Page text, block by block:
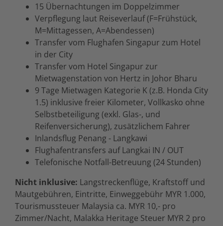
15 Übernachtungen im Doppelzimmer
Verpflegung laut Reiseverlauf (F=Frühstück,
M=Mittagessen, A=Abendessen)
Transfer vom Flughafen Singapur zum Hotel
in der City
Transfer vom Hotel Singapur zur
Mietwagenstation von Hertz in Johor Bharu
9 Tage Mietwagen Kategorie K (z.B. Honda City
1.5) inklusive freier Kilometer, Vollkasko ohne
Selbstbeteiligung (exkl. Glas-, und
Reifenversicherung), zusätzlichem Fahrer
Inlandsflug Penang - Langkawi
Flughafentransfers auf Langkai IN / OUT
Telefonische Notfall-Betreuung (24 Stunden)
Nicht inklusive: Langstreckenflüge, Kraftstoff und
Mautgebühren, Eintritte, Einweggebühr MYR 1.000,
Tourismussteuer Malaysia ca. MYR 10,- pro
Zimmer/Nacht, Malakka Heritage Steuer MYR 2 pro